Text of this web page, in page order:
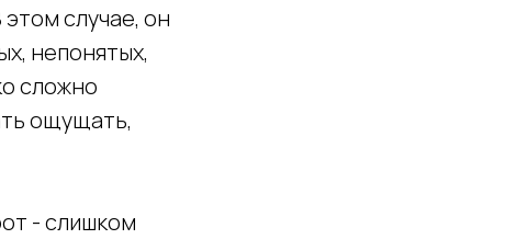
случае, он
непонятых,
сложно
ощущать,
- слишком